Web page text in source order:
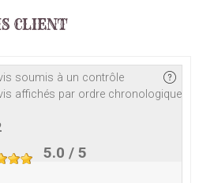
CLIENT
soumis à un contrôle
affichés par ordre chronologique
5.0 / 5